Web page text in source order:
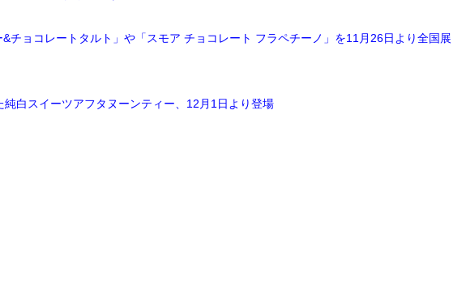
チョコレートタルト」や「スモア チョコレート フラペチーノ」を11月26日より全国展
白スイーツアフタヌーンティー、12月1日より登場